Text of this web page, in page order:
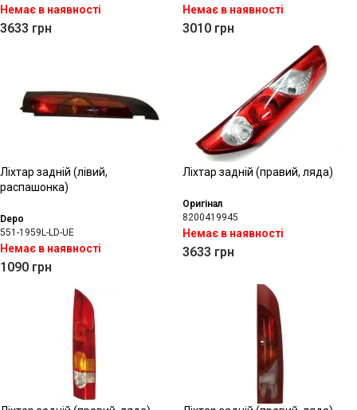
Немає в наявності
3633 грн
Немає в наявності
3010 грн
Ліхтар задній (лівий,
распашонка)
Depo
551-1959L-LD-UE
Немає в наявності
1090 грн
Ліхтар задній (правий, ляда)
Оригінал
8200419945
Немає в наявності
3633 грн